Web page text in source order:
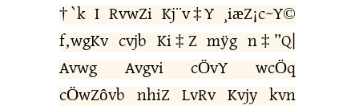
†`k I RvwZi Kj¨v‡Y ¸iæZ¡c~Y©
f‚wgKv cvjb Ki‡Z mÿg n‡”Q|
Avwg Avgvi cÖvY wcÖq
cÖwZôvb nhiZ LvRv Kvjy kvn